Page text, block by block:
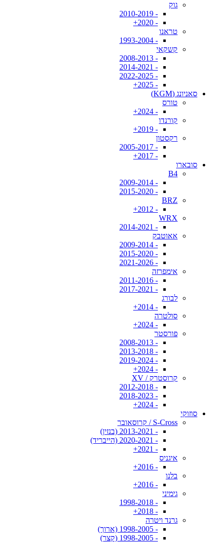
גוק
- 2010-2019
- 2020+
טראנו
- 1993-2004
קשקאי
- 2008-2013
- 2014-2021
- 2022-2025
- 2025+
סאניונג (KGM)
טורס
- 2024+
קורנדו
- 2019+
רקסטון
- 2005-2017
- 2017+
סובארו
B4
- 2009-2014
- 2015-2020
BRZ
- 2012+
WRX
- 2014-2021
אאוטבק
- 2009-2014
- 2015-2020
- 2021-2026
אימפרזה
- 2011-2016
- 2017-2021
לבורג
- 2014+
סולטרה
- 2024+
פורסטר
- 2008-2013
- 2013-2018
- 2019-2024
- 2024+
קרוסטרק / XV
- 2012-2018
- 2018-2023
- 2024+
סוזוקי
S-Cross / קרוסאובר
- 2013-2021 (בנזין)
- 2020-2021 (הייבריד)
- 2021+
איגניס
- 2016+
בלנו
- 2016+
גימיני
- 1998-2018
- 2018+
גרנד ויטרה
- 1998-2005 (ארוך)
- 1998-2005 (קצר)